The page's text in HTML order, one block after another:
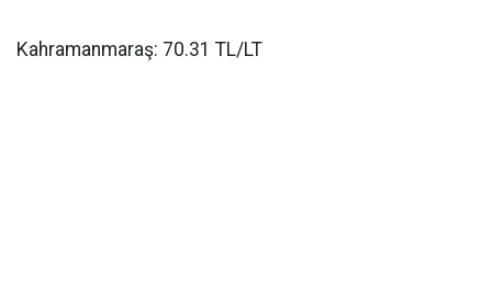
Kahramanmaraş: 70.31 TL/LT